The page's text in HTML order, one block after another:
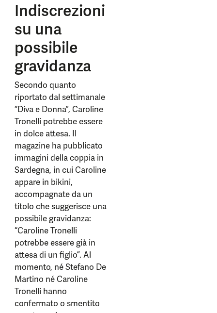
Indiscrezioni
su una
possibile
gravidanza
Secondo quanto
riportato dal settimanale
“Diva e Donna”, Caroline
Tronelli potrebbe essere
in dolce attesa. Il
magazine ha pubblicato
immagini della coppia in
Sardegna, in cui Caroline
appare in bikini,
accompagnate da un
titolo che suggerisce una
possibile gravidanza:
“Caroline Tronelli
potrebbe essere già in
attesa di un figlio”. Al
momento, né Stefano De
Martino né Caroline
Tronelli hanno
confermato o smentito